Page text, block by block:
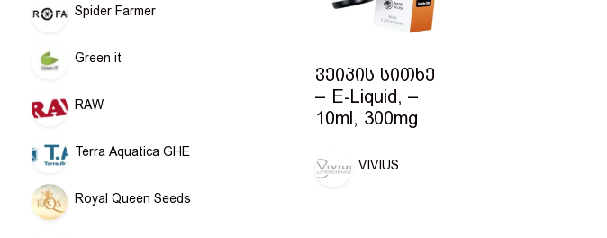
Spider Farmer
Green it
RAW
Terra Aquatica GHE
Royal Queen Seeds
ვეიპის სითხე
– E-Liquid, –
10ml, 300mg
VIVIUS